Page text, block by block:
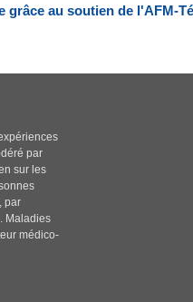
grâce au soutien de l'AFM-
par
sur les
par
Maladies
médico-